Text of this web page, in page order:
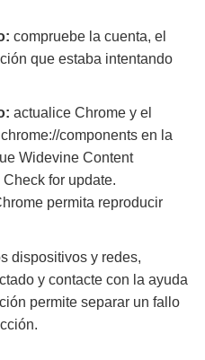
compruebe la cuenta, el
que estaba intentando
actualice Chrome y el
components en la
Widevine Content
for update.
permita reproducir
dispositivos y redes,
y contacte con la ayuda
permite separar un fallo